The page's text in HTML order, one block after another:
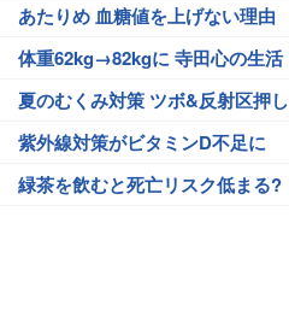
あたりめ 血糖値を上げない理由
体重62kg→82kgに 寺田心の生活
夏のむくみ対策 ツボ&反射区押し
紫外線対策がビタミンD不足に
緑茶を飲むと死亡リスク低まる?